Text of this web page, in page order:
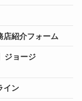
店紹介フォーム
ジョージ
イン